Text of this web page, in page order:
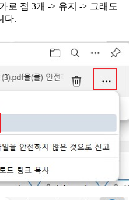
로 점 3개 -> 유지 -> 그래도
다.